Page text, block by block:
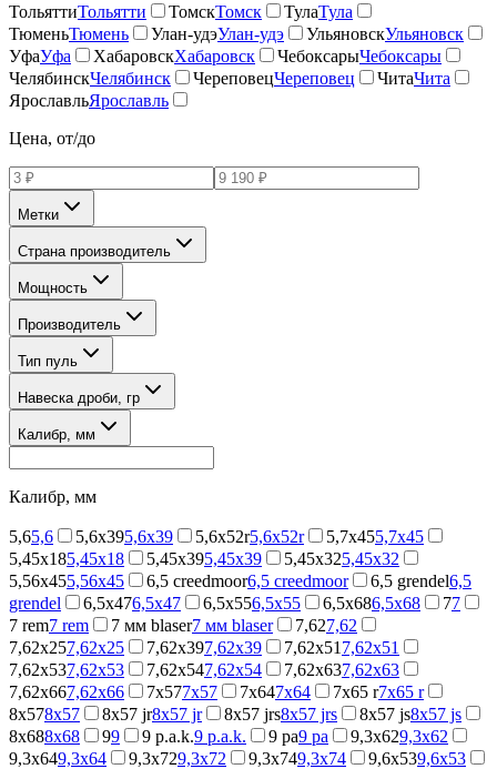
ТольяттиТольятти ТомскТомск ТулаТула
ТюменьТюмень Улан-удэУлан-удэ УльяновскУльяновск
УфаУфа ХабаровскХабаровск ЧебоксарыЧебоксары
ЧелябинскЧелябинск ЧереповецЧереповец ЧитаЧита
ЯрославльЯрославль
Цена, от/до
Метки
Страна производитель
Мощность
Производитель
Тип пуль
Навеска дроби, гр
Калибр, мм
Калибр, мм
5,65,6 5,6x395,6x39 5,6x52r5,6x52r 5,7x455,7x45
5,45x185,45x18 5,45x395,45x39 5,45х325,45х32
5,56x455,56x45 6,5 creedmoor6,5 creedmoor 6,5 grendel6,5
grendel
6,5x476,5x47 6,5x556,5x55 6,5x686,5x68 77
7 rem7 rem 7 мм blaser7 мм blaser 7,627,62
7,62x257,62x25 7,62x397,62x39 7,62x51 7,62x51
7,62x537,62x53 7,62x547,62x54 7,62x637,62x63
7,62x667,62x66 7x577x57 7x647x64 7x65 r7x65 r
8x578x57 8x57 jr8x57 jr 8x57 jrs8x57 jrs 8x57 js8x57 js
8x688x68 99 9 p.a.k.9 p.a.k. 9 ра9 ра 9,3x629,3x62
9,3x649,3x64 9,3x729,3x72 9,3x749,3x74 9,6x539,6x53